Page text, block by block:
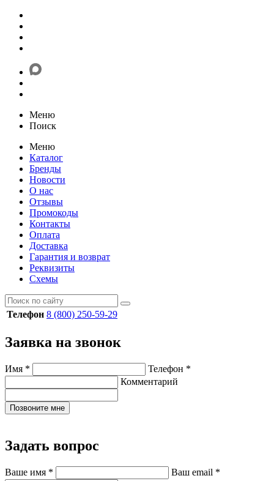
Меню
Поиск
Меню
Каталог
Бренды
Новости
О нас
Отзывы
Промокоды
Контакты
Оплата
Доставка
Гарантия и возврат
Реквизиты
Схемы
Телефон 8 (800) 250-59-29
Заявка на звонок
Имя * Телефон *
Комментарий
Позвоните мне
Задать вопрос
Ваше имя * Ваш email *